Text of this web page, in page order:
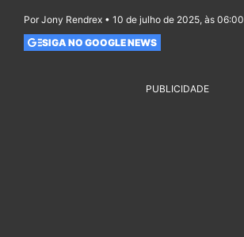
Por Jony Rendrex • 10 de julho de 2025, às 06:00
SIGA NO GOOGLE NEWS
PUBLICIDADE